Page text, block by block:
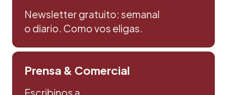
Newsletter gratuito: semanal
o diario. Como vos eligas.
Prensa & Comercial
Escribinos a